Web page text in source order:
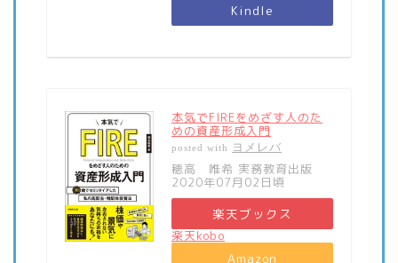
Kindle
本気でFIREをめざす人のた
めの資産形成入門
posted with ヨメレバ
穂高 唯希 実務教育出版
2020年07月02日頃
楽天ブックス
楽天kobo
Amazon